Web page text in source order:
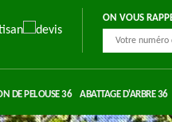
ON VOUS
DE PELOUSE 36 ABATTAGE D'ARBRE 36